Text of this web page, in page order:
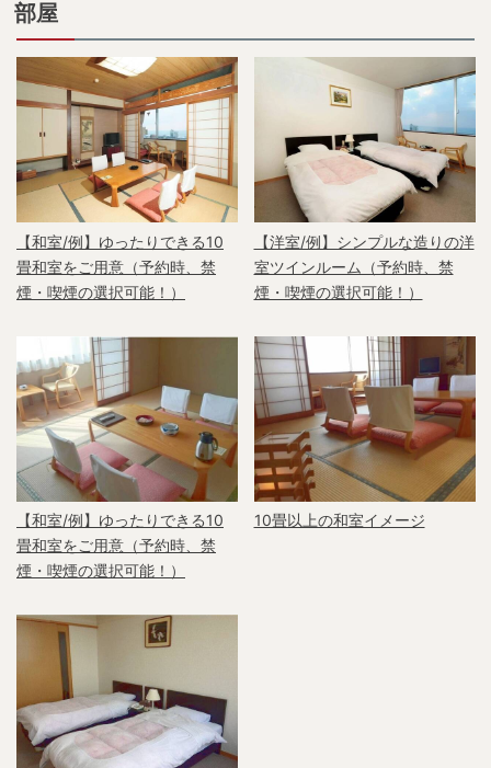
部屋
【和室/例】ゆったりできる10
畳和室をご用意（予約時、禁
煙・喫煙の選択可能！）
【洋室/例】シンプルな造りの洋
室ツインルーム（予約時、禁
煙・喫煙の選択可能！）
【和室/例】ゆったりできる10
畳和室をご用意（予約時、禁
煙・喫煙の選択可能！）
10畳以上の和室イメージ